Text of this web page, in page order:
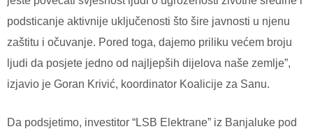
podsticanje aktivnije uključenosti što šire javnosti u njenu
zaštitu i očuvanje. Pored toga, dajemo priliku većem broju
ljudi da posjete jedno od najljepših dijelova naše zemlje”,
izjavio je Goran Krivić, koordinator Koalicije za Sanu.
Da podsjetimo, investitor “LSB Elektrane” iz Banjaluke pod